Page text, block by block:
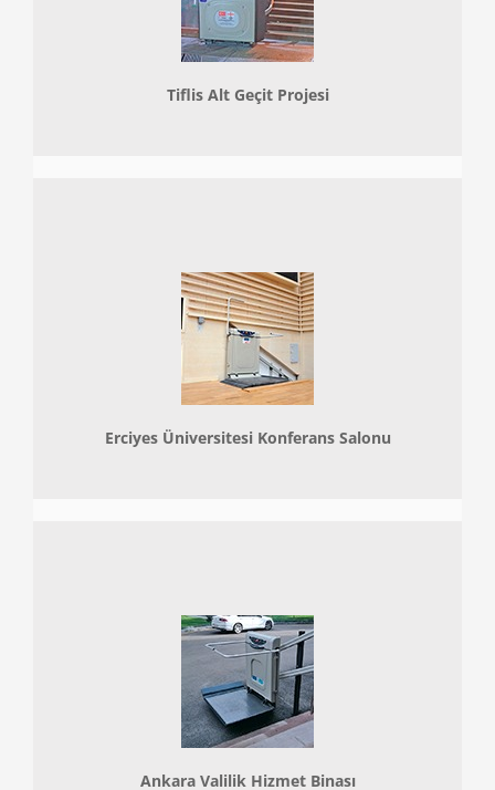
Tiflis Alt Geçit Projesi
Erciyes Üniversitesi Konferans Salonu
Ankara Valilik Hizmet Binası